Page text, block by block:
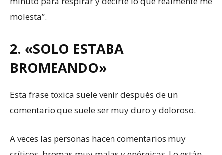
molesta”.
2. «SOLO ESTABA
BROMEANDO»
Esta frase tóxica suele venir después de un
comentario que suele ser muy duro y doloroso.
A veces las personas hacen comentarios muy